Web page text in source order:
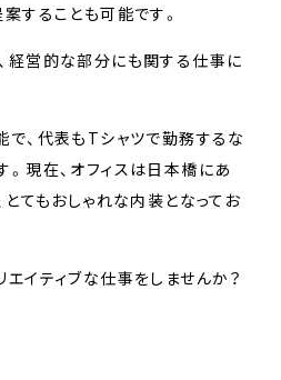
することも可能です。
経営的な部分にも関する仕事に
で、代表もTシャツで勤務するな
現在、オフィスは日本橋にあ
とてもおしゃれな内装となってお
イティブな仕事をしませんか？